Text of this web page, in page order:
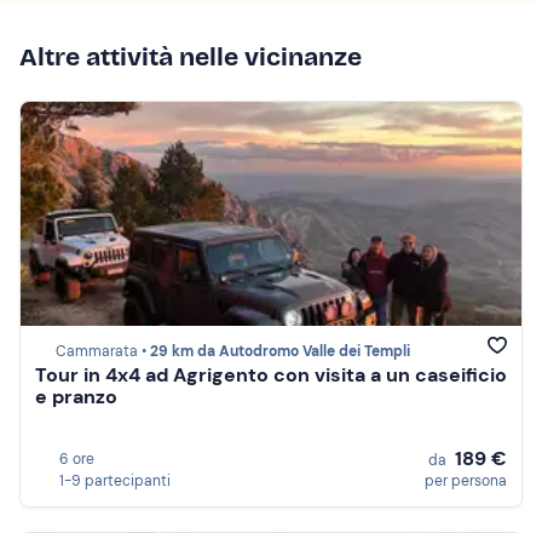
Altre attività nelle vicinanze
Cammarata •29 km da Autodromo Valle dei Templi
Tour in 4x4 ad Agrigento con visita a un caseificio
e pranzo
6 ore
1-9 partecipanti
da 189 €
per persona